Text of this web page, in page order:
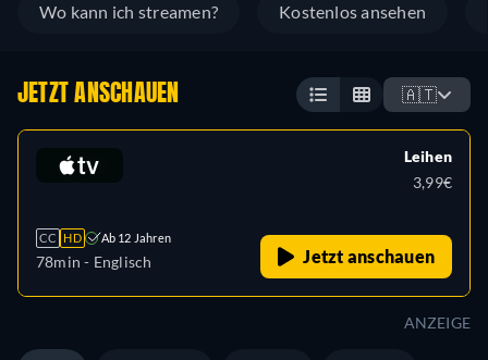
Wo kann ich streamen? Kostenlos ansehen
JETZT ANSCHAUEN 🇦🇹
CC HD Ab 12 Jahren
78min - Englisch
Leihen
3,99€
Jetzt anschauen
ANZEIGE